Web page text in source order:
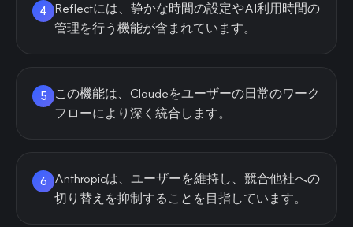
4
Reflectには、静かな時間の設定やAI利用時間の
管理を行う機能が含まれています。
5
この機能は、Claudeをユーザーの日常のワーク
フローにより深く統合します。
6
Anthropicは、ユーザーを維持し、競合他社への
切り替えを抑制することを目指しています。